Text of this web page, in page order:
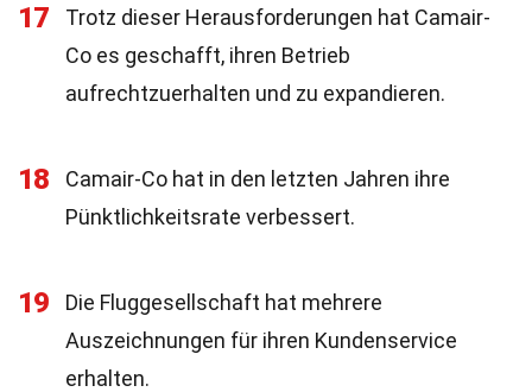
17
Trotz dieser Herausforderungen hat Camair-
Co es geschafft, ihren Betrieb
aufrechtzuerhalten und zu expandieren.
18
Camair-Co hat in den letzten Jahren ihre
Pünktlichkeitsrate verbessert.
19
Die Fluggesellschaft hat mehrere
Auszeichnungen für ihren Kundenservice
erhalten.